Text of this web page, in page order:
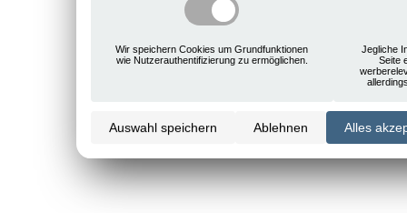
Wir speichern Cookies um Grundfunktionen
wie Nutzerauthentifizierung zu ermöglichen.
Jegliche
Seite
Auswahl speichern Ablehnen Alles